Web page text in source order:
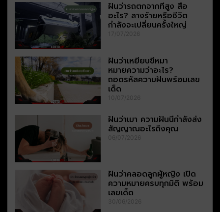
ฝันว่ารถตกจากที่สูง สื่อ
อะไร? ลางร้ายหรือชีวิต
กำลังจะเปลี่ยนครั้งใหญ่
17/07/2026
ฝันว่าเหยียบขี้หมา
หมายความว่าอะไร?
ถอดรหัสความฝันพร้อมเลข
เด็ด
10/07/2026
ฝันว่าเมา ความฝันนี้กำลังส่ง
สัญญาณอะไรถึงคุณ
06/07/2026
ฝันว่าคลอดลูกผู้หญิง เปิด
ความหมายครบทุกมิติ พร้อม
เลขเด็ด
30/06/2026